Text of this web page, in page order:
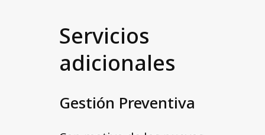
Servicios
adicionales
Gestión Preventiva